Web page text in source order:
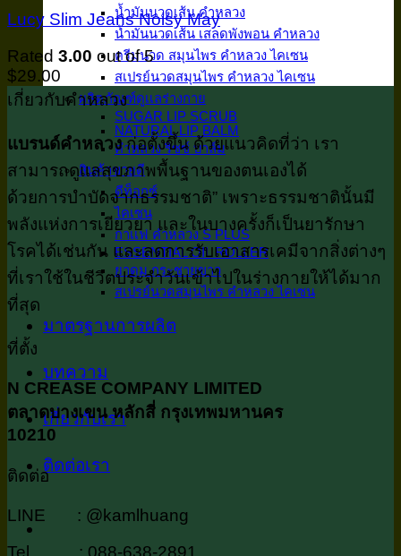
น้ำมันนวดเส้น คำหลวง
น้ำมันนวดเส้น เสลดพังพอน คำหลวง
ครีมนวด สมุนไพร คำหลวง ไคเซน
สเปรย์นวดสมุนไพร คำหลวง ไคเซน
ผลิตภัณฑ์ดูเเลร่างกาย
SUGAR LIP SCRUB
NATURAL LIP BALM
คำหลวง ริซซ์ บาล์ม
สินค้าขายดี
ดีท็อกซ์
ไคเซน
กาเเฟ คำหลวง S PLUS
ESSENTIAL OIL ROLLER
ยาดม กระชายขาว
สเปรย์นวดสมุนไพร คำหลวง ไคเซน
มาตรฐานการผลิต
บทความ
เกี่ยวกับเรา
ติดต่อเรา
Lucy Slim Jeans Noisy May
Rated 3.00 out of 5
$29.00
เกี่ยวกับคำหลวง
แบรนด์คำหลวงก่อตั้งขึ้น ด้วยแนวคิดที่ว่า เรา
สามารถดูแลสุขภาพพื้นฐานของตนเองได้
ด้วยการบำบัดจากธรรมชาติ” เพราะธรรมชาตินั้นมี
พลังแห่งการเยียวยา และในบางครั้งก็เป็นยารักษา
โรคได้เช่นกัน และลดการรับเอาสารเคมีจากสิ่งต่างๆ
ที่เราใช้ในชีวิตประจำวันเข้าไปในร่างกายให้ได้มาก
ที่สุด
ที่ตั้ง
N CREASE COMPANY LIMITED
ตลาดบางเขน หลักสี่ กรุงเทพมหานคร
10210
ติดต่อ
LINE : @kamlhuang